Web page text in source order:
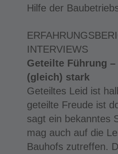
Hilfe der
INTERVIEWS
Geteilte Führung –
(gleich) stark
Geteiltes Leid ist
geteilte Freude ist
sagt ein bekanntes
mag auch auf die
Bauhofs zutreffen.